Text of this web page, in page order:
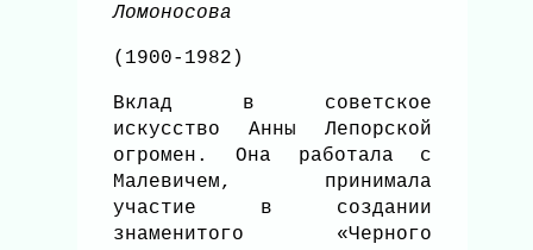
Ломоносова
(1900-1982)
Вклад в советское
искусство Анны Лепорской
огромен. Она работала с
Малевичем, принимала
участие в создании
знаменитого «Черного